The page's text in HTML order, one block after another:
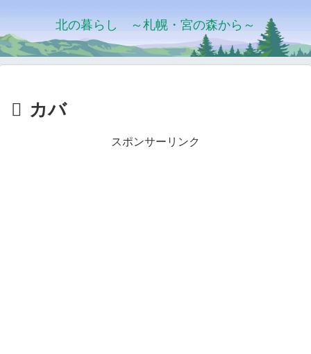
北の暮らし ～札幌・宮の森から～
カバ
スポンサーリンク